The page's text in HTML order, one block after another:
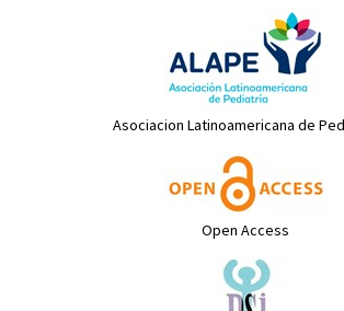
Asociacion Latinoamericana de
Open Access